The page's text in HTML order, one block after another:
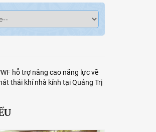
hỗ trợ nâng cao năng lực về
thải khí nhà kính tại Quảng Trị